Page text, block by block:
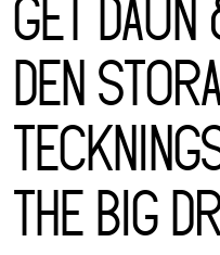
GET
DEN
THE BIG